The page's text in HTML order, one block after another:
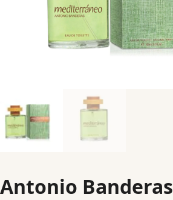
Antonio Banderas